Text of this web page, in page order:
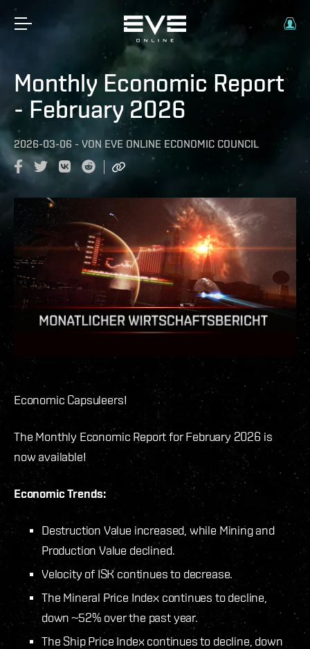
Monthly Economic Report
- February 2026
2026-03-06 - VON EVE ONLINE ECONOMIC COUNCIL
Economic Capsuleers!
The Monthly Economic Report for February 2026 is
now available!
Economic Trends:
Destruction Value increased, while Mining and
Production Value declined.
Velocity of ISK continues to decrease.
The Mineral Price Index continues to decline,
down ~52% over the past year.
The Ship Price Index continues to decline, down